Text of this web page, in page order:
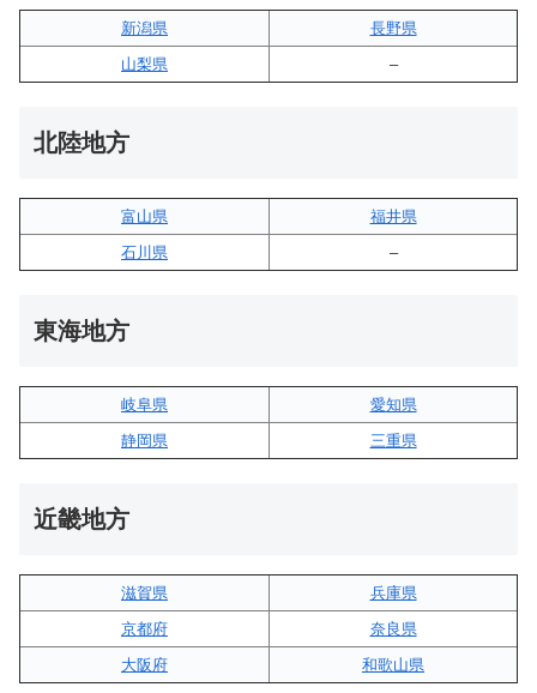
新潟県
長野県
山梨県
–
北陸地方
富山県
福井県
石川県
–
東海地方
岐阜県
愛知県
静岡県
三重県
近畿地方
滋賀県
兵庫県
京都府
奈良県
大阪府
和歌山県